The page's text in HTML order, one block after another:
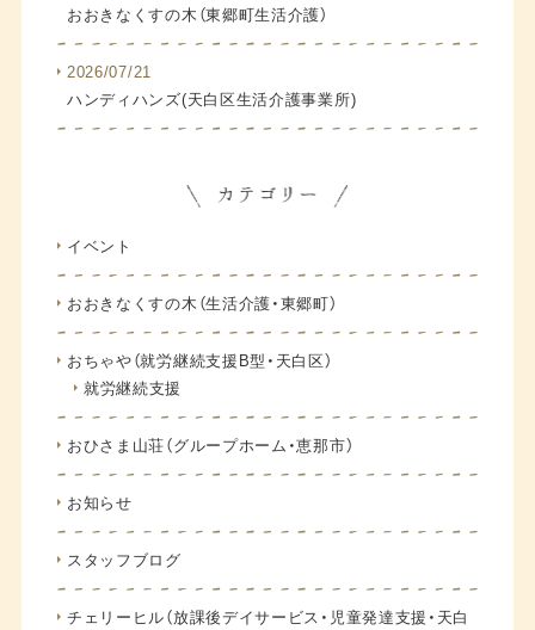
おおきなくすの木（東郷町生活介護）
2026/07/21
ハンディハンズ(天白区生活介護事業所)
イベント
おおきなくすの木（生活介護・東郷町）
おちゃや（就労継続支援B型・天白区）
就労継続支援
おひさま山荘（グループホーム・恵那市）
お知らせ
スタッフブログ
チェリーヒル（放課後デイサービス・児童発達支援・天白